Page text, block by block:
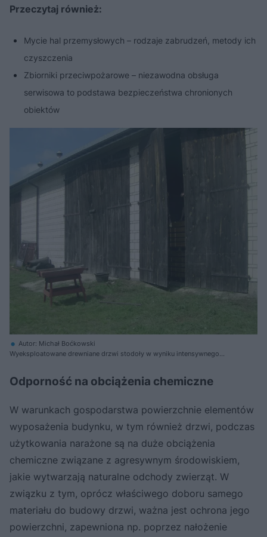
Przeczytaj również:
Mycie hal przemysłowych – rodzaje zabrudzeń, metody ich
czyszczenia
Zbiorniki przeciwpożarowe – niezawodna obsługa
serwisowa to podstawa bezpieczeństwa chronionych
obiektów
Autor: Michał Boćkowski
Wyeksploatowane drewniane drzwi stodoły w wyniku intensywnego
Odporność na obciążenia chemiczne
W warunkach gospodarstwa powierzchnie elementów
wyposażenia budynku, w tym również drzwi, podczas
użytkowania narażone są na duże obciążenia
chemiczne związane z agresywnym środowiskiem,
jakie wytwarzają naturalne odchody zwierząt. W
związku z tym, oprócz właściwego doboru samego
materiału do budowy drzwi, ważna jest ochrona jego
powierzchni, zapewniona np. poprzez nałożenie